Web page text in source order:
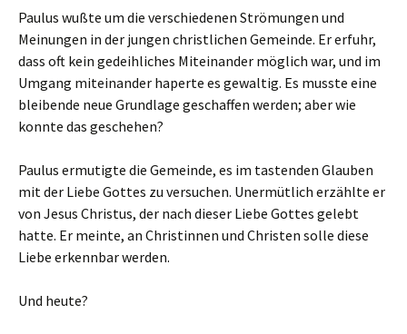
Paulus wußte um die verschiedenen Strömungen und
Meinungen in der jungen christlichen Gemeinde. Er erfuhr,
dass oft kein gedeihliches Miteinander möglich war, und im
Umgang miteinander haperte es gewaltig. Es musste eine
bleibende neue Grundlage geschaffen werden; aber wie
konnte das geschehen?
Paulus ermutigte die Gemeinde, es im tastenden Glauben
mit der Liebe Gottes zu versuchen. Unermütlich erzählte er
von Jesus Christus, der nach dieser Liebe Gottes gelebt
hatte. Er meinte, an Christinnen und Christen solle diese
Liebe erkennbar werden.
Und heute?